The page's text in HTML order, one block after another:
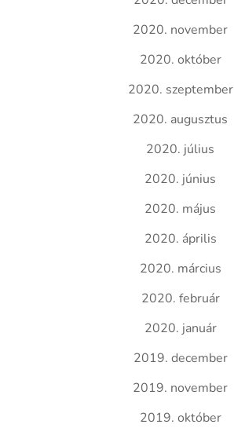
2020. november
2020. október
2020. szeptember
2020. augusztus
2020. július
2020. június
2020. május
2020. április
2020. március
2020. február
2020. január
2019. december
2019. november
2019. október